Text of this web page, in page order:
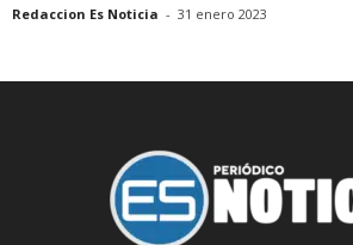
Redaccion Es Noticia - 31 enero 2023